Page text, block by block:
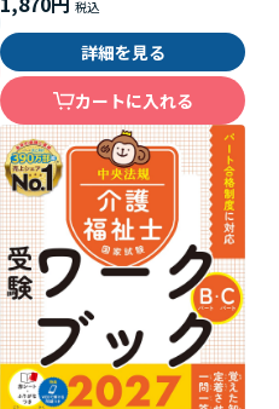
詳細を見る
カートに入れる